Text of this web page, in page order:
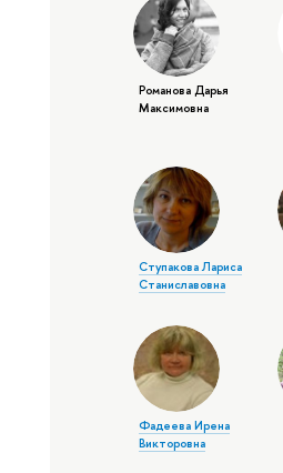
Романова Дарья
Максимовна
Ступакова Лариса
Станиславовна
Фадеева Ирена
Викторовна